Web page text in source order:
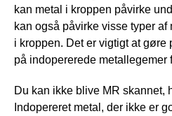
kan metal i kroppen påvirke
kan også påvirke visse typer
i kroppen. Det er vigtigt at
på indopererede metallegemer
Du kan ikke blive MR skannet,
Indopereret metal, der ikke er